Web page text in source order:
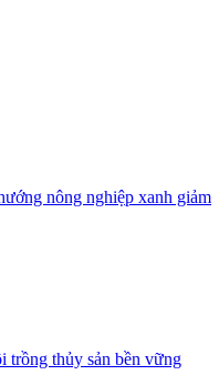
nông nghiệp xanh giảm
trồng thủy sản bền vững